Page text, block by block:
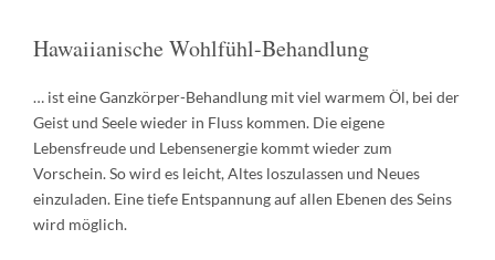
Hawaiianische Wohlfühl-Behandlung
… ist eine Ganzkörper-Behandlung mit viel warmem Öl, bei der
Geist und Seele wieder in Fluss kommen. Die eigene
Lebensfreude und Lebensenergie kommt wieder zum
Vorschein. So wird es leicht, Altes loszulassen und Neues
einzuladen. Eine tiefe Entspannung auf allen Ebenen des Seins
wird möglich.